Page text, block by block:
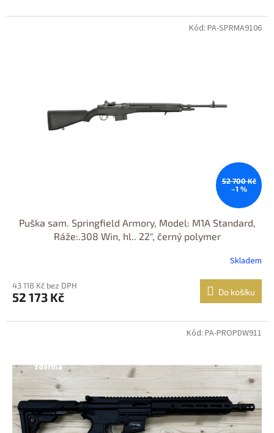
52 700 Kč
–1 %
Puška sam. Springfield Armory, Model: M1A Standard,
Ráže:.308 Win, hl.. 22", černý polymer
Skladem
43 118 Kč bez DPH
52 173 Kč Do košíku
Kód: PA-SPRMA9106
zdarma
Kód: PA-PROPDW911